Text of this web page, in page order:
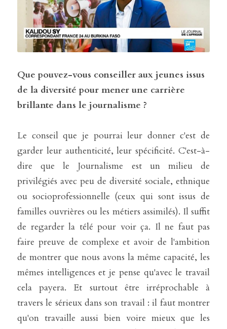
Que pouvez-vous conseiller aux jeunes issus
de la diversité pour mener une carrière
brillante dans le journalisme ?
Le conseil que je pourrai leur donner c'est de
garder leur authenticité, leur spécificité. C'est-à-
dire que le Journalisme est un milieu de
privilégiés avec peu de diversité sociale, ethnique
ou socioprofessionnelle (ceux qui sont issus de
familles ouvrières ou les métiers assimilés). Il suffit
de regarder la télé pour voir ça. Il ne faut pas
faire preuve de complexe et avoir de l'ambition
de montrer que nous avons la même capacité, les
mêmes intelligences et je pense qu'avec le travail
cela payera. Et surtout être irréprochable à
travers le sérieux dans son travail : il faut montrer
qu'on travaille aussi bien voire mieux que les